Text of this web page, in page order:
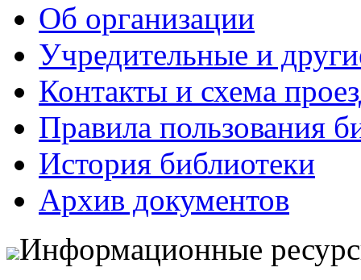
Об организации
Учредительные и
Контакты и схема
Правила пользования
История библиотеки
Архив документов
Информационные